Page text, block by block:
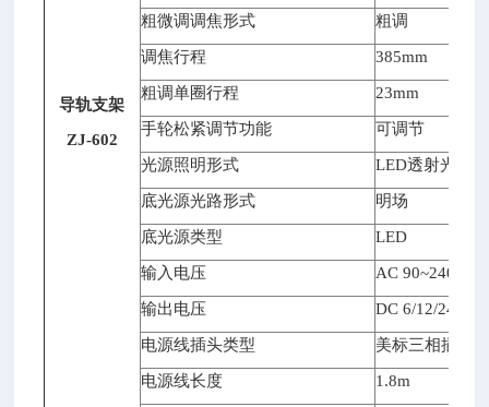
导轨支架
ZJ-602
粗微调调焦形式 粗调
调焦行程 385mm
粗调单圈行程 23mm
手轮松紧调节功能 可调节
光源照明形式 LED透射光源
底光源光路形式 明场
底光源类型 LED
输入电压 AC 90~240V
输出电压 DC 6/12/24V
电源线插头类型 美标三相插头
电源线长度 1.8m